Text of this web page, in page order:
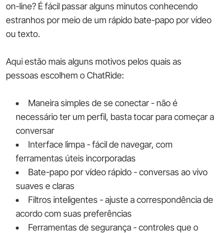
on-line? É fácil passar alguns minutos conhecendo
estranhos por meio de um rápido bate-papo por vídeo
ou texto.
Aqui estão mais alguns motivos pelos quais as
pessoas escolhem o ChatRide:
Maneira simples de se conectar - não é
necessário ter um perfil, basta tocar para começar a
conversar
Interface limpa - fácil de navegar, com
ferramentas úteis incorporadas
Bate-papo por vídeo rápido - conversas ao vivo
suaves e claras
Filtros inteligentes - ajuste a correspondência de
acordo com suas preferências
Ferramentas de segurança - controles que o